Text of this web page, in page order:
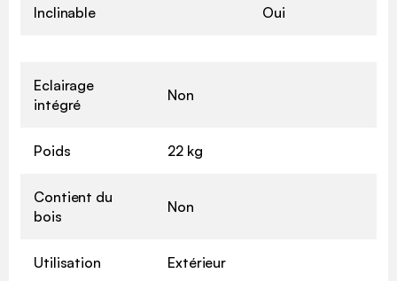
Inclinable Oui
Eclairage
intégré
Non
Poids 22 kg
Contient du
bois
Non
Utilisation Extérieur